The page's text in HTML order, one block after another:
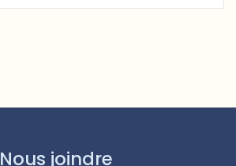
Nous joindre